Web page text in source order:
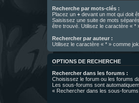
Recherche par mots-clés :
Placez un + devant un mot qui doit
Saisissez une suite de mots
être trouvé. Utilisez le caractère « *
Rechercher par auteur :
Utilisez le caractère « * » comme
OPTIONS DE RECHERCHE
Rechercher dans les forums :
Choisissez le forum ou les forums
Les sous-forums sont
« Rechercher dans les sous-forums